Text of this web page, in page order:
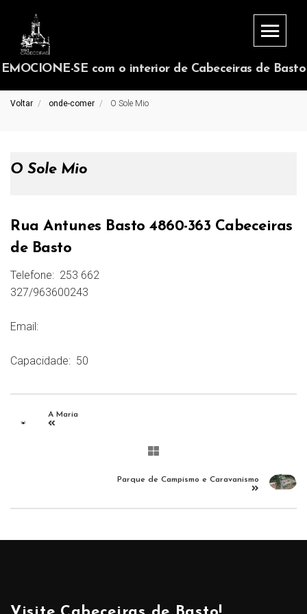
EMOCIONE-SE com o interior de Cabeceiras de Basto
Voltar onde-comer O Sole Mio
O Sole Mio
Rua Antunes Basto 4860-363 Cabeceiras
de Basto
Telefone: 253 662
327/963600243
Email:
Capacidade: 50
A Maria
Parque de Campismo e Caravanismo